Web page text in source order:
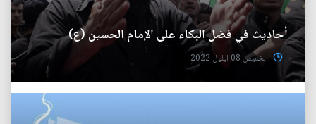
أحاديث في فضل البكاء على الإمام الحسين (ع)
الخميس 08 ايلول 2022